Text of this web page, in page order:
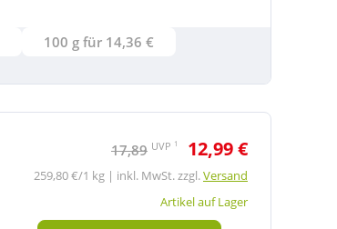
100 g für 14,36 €
17,89 UVP 1 12,99 €
259,80 €/1 kg | inkl. MwSt. zzgl.Versand
Artikel auf Lager